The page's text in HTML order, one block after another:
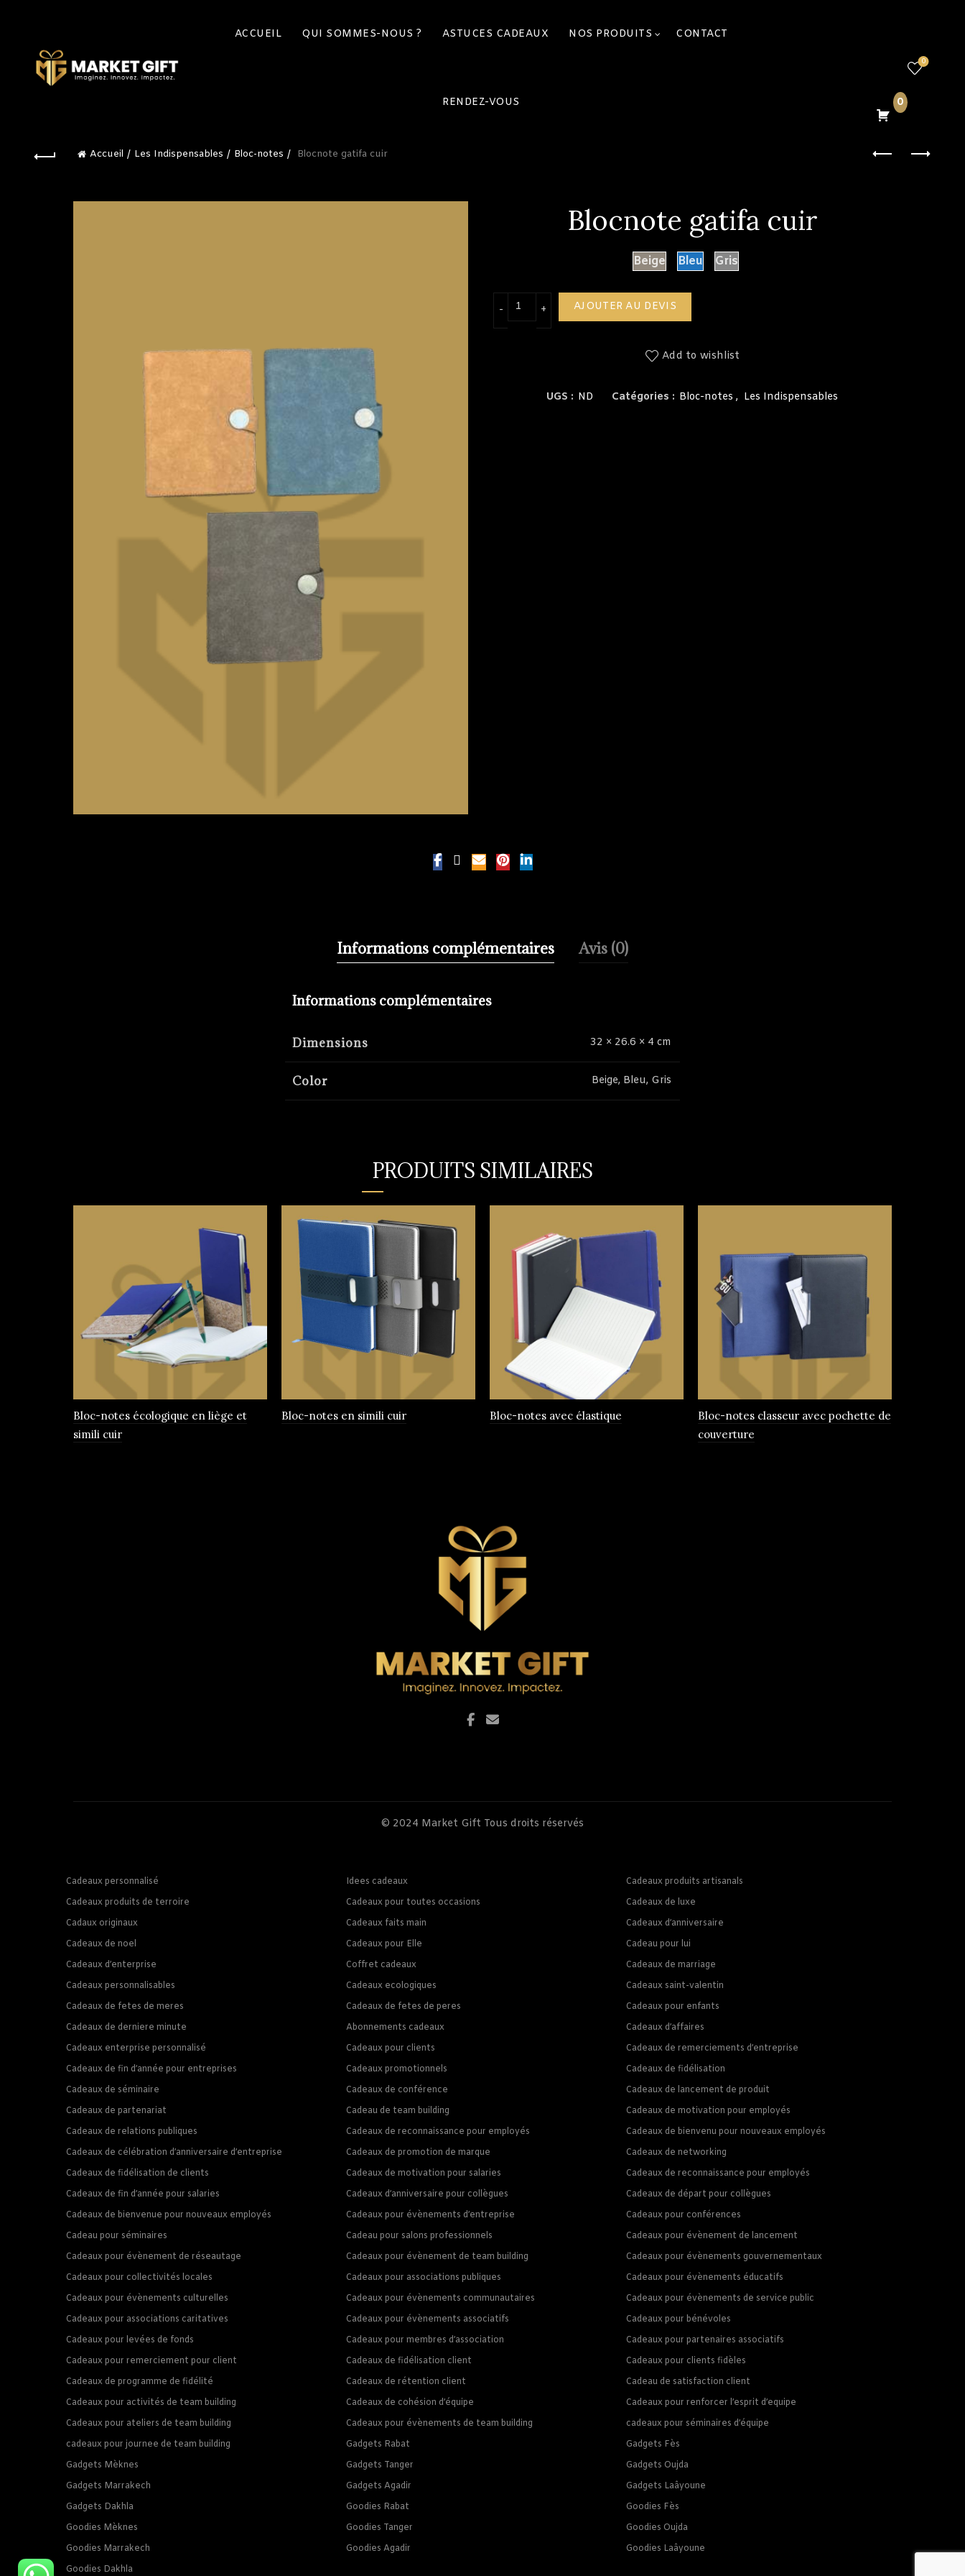
ACCUEIL QUI SOMMES-NOUS ? ASTUCES CADEAUX NOS PRODUITS CONTACT
RENDEZ-VOUS 0
0
Accueil Les Indispensables Bloc-notes Blocnote gatifa cuir
Blocnote gatifa cuir
Beige Bleu Gris
quantité de Blocnote gatifa cuir
AJOUTER AU DEVIS
Add to wishlist
UGS : ND Catégories : Bloc-notes , Les Indispensables
Informations complémentaires Avis (0)
Informations complémentaires
Dimensions 32 × 26.6 × 4 cm
Color Beige, Bleu, Gris
PRODUITS SIMILAIRES
Bloc-notes écologique en liège et
simili cuir
Bloc-notes en simili cuir Bloc-notes avec élastique
Bloc-notes classeur avec pochette de
couverture
© 2024 Market Gift Tous droits réservés
Cadeaux personnalisé Idees cadeaux
Cadeaux produits artisanals
Cadeaux produits de terroire
Cadeaux pour toutes occasions
Cadeaux de luxe
Cadaux originaux
Cadeaux faits main
Cadeaux d’anniversaire
Cadeaux de noel
Cadeaux pour Elle
Cadeau pour lui
Cadeaux d’enterprise
Coffret cadeaux
Cadeaux de marriage
Cadeaux personnalisables
Cadeaux ecologiques
Cadeaux saint-valentin
Cadeaux de fetes de meres
Cadeaux de fetes de peres
Cadeaux pour enfants
Cadeaux de derniere minute
Abonnements cadeaux
Cadeaux d’affaires
Cadeaux enterprise personnalisé
Cadeaux pour clients
Cadeaux de remerciements d’entreprise
Cadeaux de fin d’année pour entreprises
Cadeaux promotionnels
Cadeaux de fidélisation
Cadeaux de séminaire
Cadeaux de conférence
Cadeaux de lancement de produit
Cadeaux de partenariat
Cadeau de team building
Cadeaux de motivation pour employés
Cadeaux de relations publiques
Cadeaux de reconnaissance pour employés
Cadeaux de bienvenu pour nouveaux employés
Cadeaux de célébration d’anniversaire d’entreprise
Cadeaux de promotion de marque
Cadeaux de networking
Cadeaux de fidélisation de clients
Cadeaux de motivation pour salaries
Cadeaux de reconnaissance pour employés
Cadeaux de fin d’année pour salaries
Cadeaux d’anniversaire pour collègues
Cadeaux de départ pour collègues
Cadeaux de bienvenue pour nouveaux employés
Cadeaux pour évènements d’entreprise
Cadeaux pour conférences
Cadeau pour séminaires
Cadeau pour salons professionnels
Cadeaux pour évènement de lancement
Cadeaux pour évènement de réseautage
Cadeaux pour évènement de team building
Cadeaux pour évènements gouvernementaux
Cadeaux pour collectivités locales
Cadeaux pour associations publiques
Cadeaux pour évènements éducatifs
Cadeaux pour évènements culturelles
Cadeaux pour évènements communautaires
Cadeaux pour évènements de service public
Cadeaux pour associations caritatives
Cadeaux pour évènements associatifs
Cadeaux pour bénévoles
Cadeaux pour levées de fonds
Cadeaux pour membres d’association
Cadeaux pour partenaires associatifs
Cadeaux pour remerciement pour client
Cadeaux de fidélisation client
Cadeaux pour clients fidèles
Cadeaux de programme de fidélité
Cadeaux de rétention client
Cadeau de satisfaction client
Cadeaux pour activités de team building
Cadeaux de cohésion d’équipe
Cadeaux pour renforcer l’esprit d’equipe
Cadeaux pour ateliers de team building
Cadeaux pour évènements de team building
cadeaux pour séminaires d’équipe
cadeaux pour journee de team building
Gadgets Rabat
Gadgets Fès
Gadgets Mèknes
Gadgets Tanger
Gadgets Oujda
Gadgets Marrakech
Gadgets Agadir
Gadgets Laâyoune
Gadgets Dakhla
Goodies Rabat
Goodies Fès
Goodies Mèknes
Goodies Tanger
Goodies Oujda
Goodies Marrakech
Goodies Agadir
Goodies Laâyoune
Goodies Dakhla